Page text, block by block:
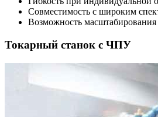
Совместимость с широким
Возможность масштабирования
Токарный станок с ЧПУ